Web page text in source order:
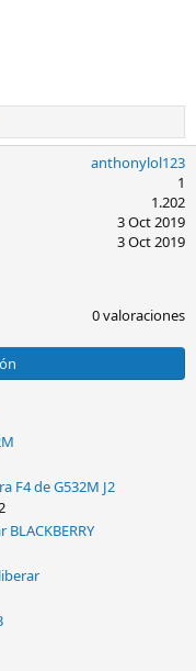
anthonylol123
1
1.202
3 Oct 2019
3 Oct 2019
0 valoraciones
F4 de G532M J2